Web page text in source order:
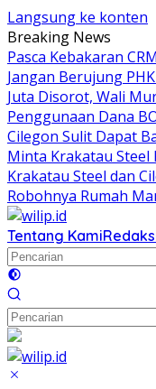
Langsung ke konten
Breaking News
Pasca Kebakaran
Jangan Berujung
Juta Disorot, Wali
Penggunaan Dana
Cilegon Sulit Dapat
Minta Krakatau Steel
Krakatau Steel dan
Robohnya Rumah
Tentang Kami